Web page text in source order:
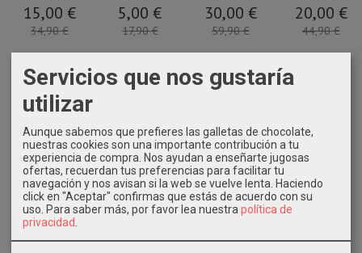
15,00 €
34,90 €
5,00 €
17,90 €
30,00 €
59,90 €
20,00 €
44,90 €
Servicios que nos gustaría
utilizar
Aunque sabemos que prefieres las galletas de chocolate,
nuestras cookies son una importante contribución a tu
experiencia de compra. Nos ayudan a enseñarte jugosas
ofertas, recuerdan tus preferencias para facilitar tu
navegación y nos avisan si la web se vuelve lenta. Haciendo
click en "Aceptar" confirmas que estás de acuerdo con su
uso. Para saber más, por favor lea nuestra política de
privacidad